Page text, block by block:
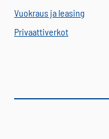
Vuokraus ja leasing
Privaattiverkot